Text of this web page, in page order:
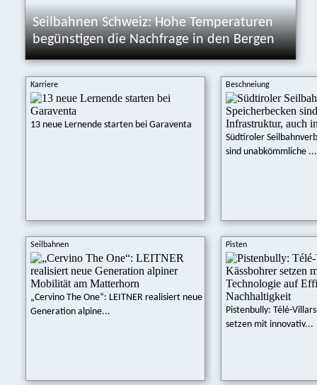
Seilbahnen Schweiz: Hohe Temperaturen
begünstigen die Nachfrage in den Bergen
Karriere
13 neue Lernende starten bei Garaventa
Beschneiung
Südtiroler
sind unabkömmliche ...
Seilbahnen
„Cervino The One“: LEITNER realisiert neue
Generation alpine...
Pisten
Pistenbully: Télé-
setzen mit innovativ...